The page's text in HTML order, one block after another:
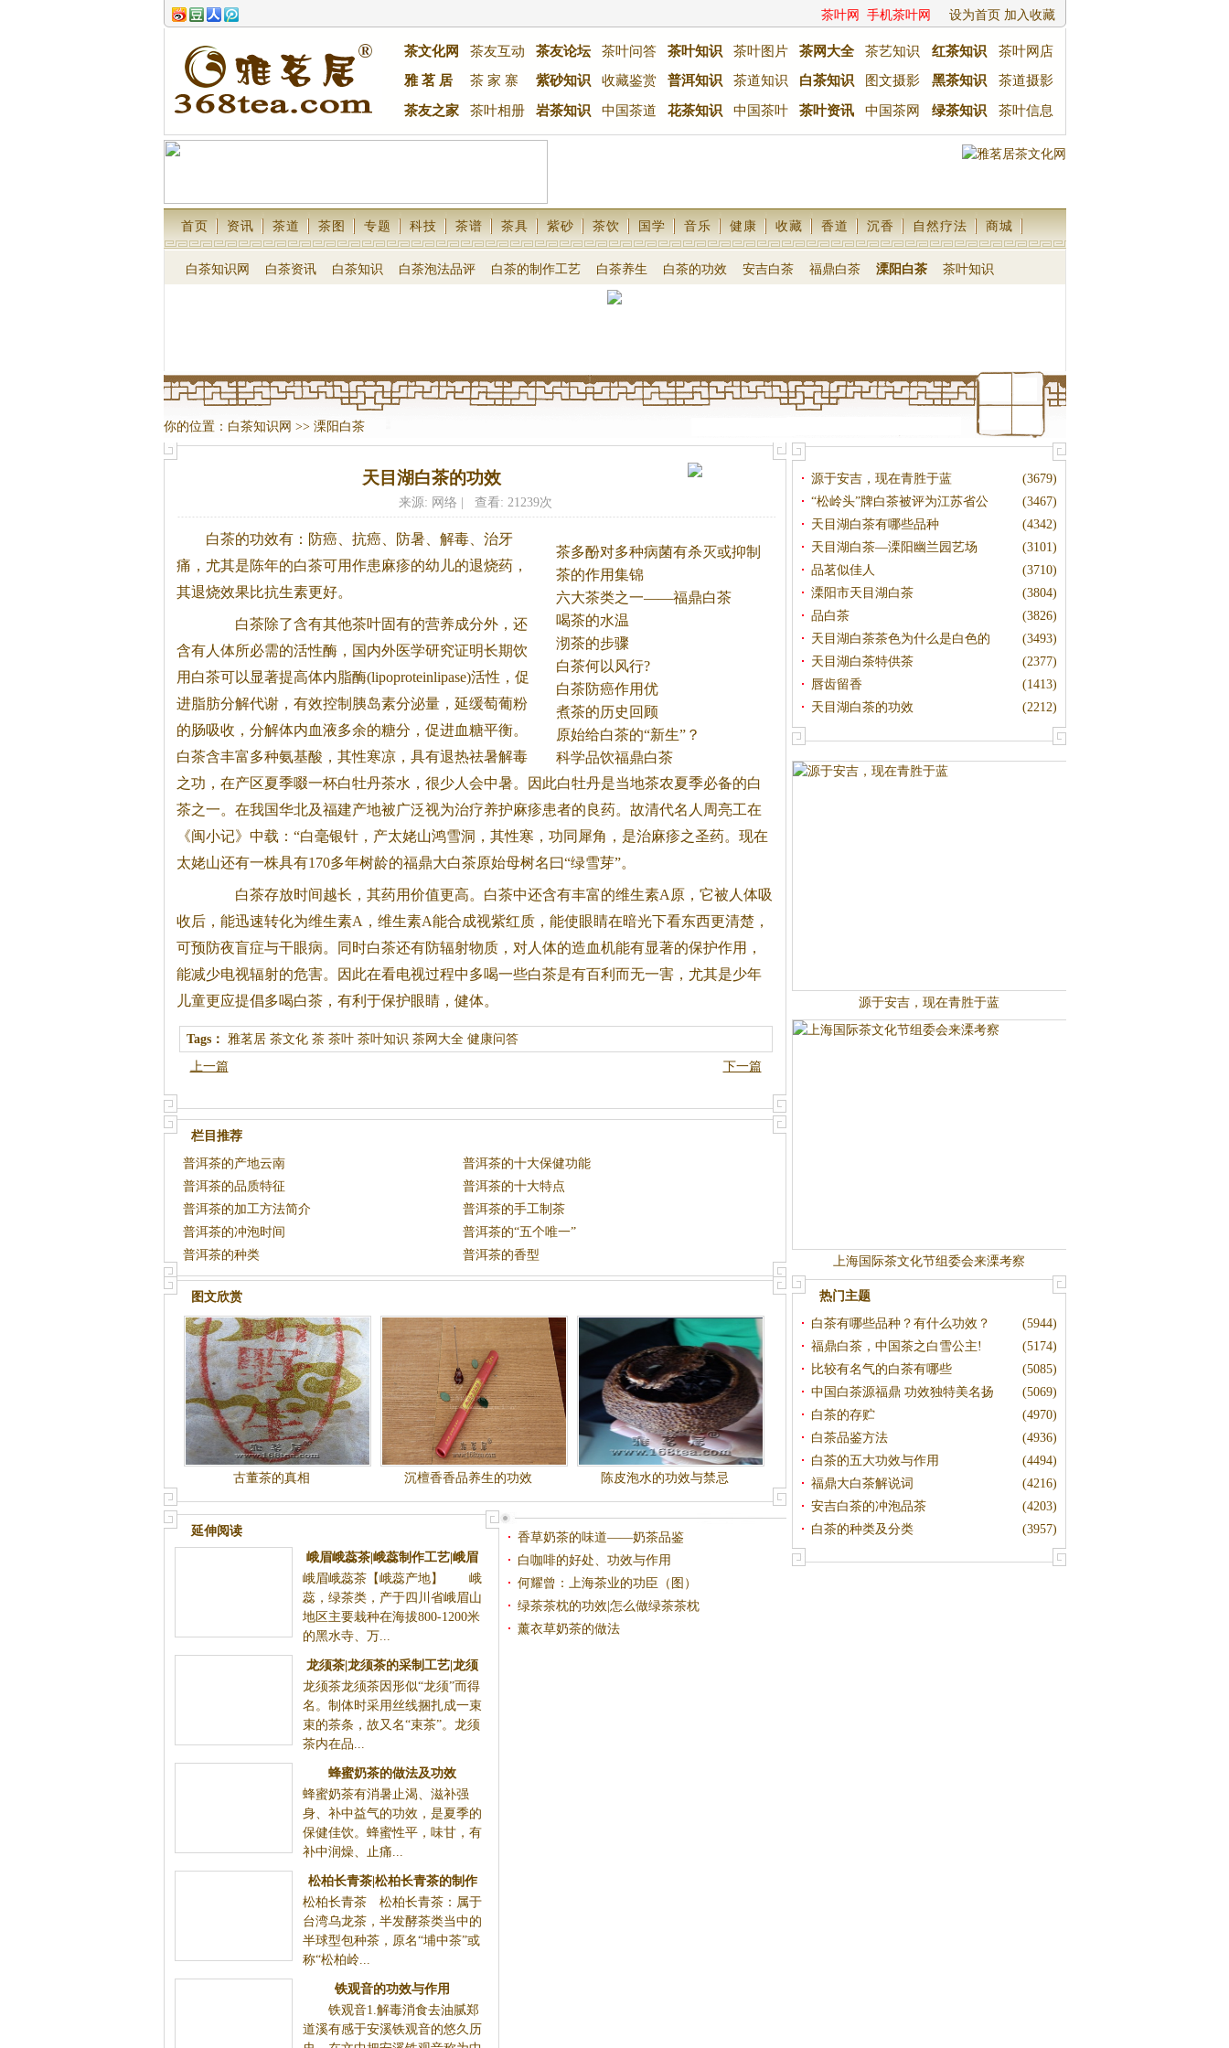
茶叶网 手机茶叶网 设为首页 加入收藏
茶文化网 茶友互动 茶友论坛 茶叶问答 茶叶知识 茶叶图片 茶网大全 茶艺知识 红茶知识
茶叶网店
雅 茗 居
茶 家 寨 紫砂知识 收藏鉴赏 普洱知识 茶道知识 白茶知识 图文摄影 黑茶知识 茶道摄影
茶友之家 茶叶相册 岩茶知识 中国茶道 花茶知识 中国茶叶 茶叶资讯 中国茶网 绿茶知识 茶叶信息
首页 资讯 茶道 茶图 专题 科技 茶谱 茶具 紫砂 茶饮 国学 音乐 健康 收藏 香道 沉香 自然疗法 商城
白茶知识网 白茶资讯 白茶知识 白茶泡法品评 白茶的制作工艺 白茶养生 白茶的功效 安吉白茶 福鼎白茶 溧阳白茶 茶叶知识
你的位置： 白茶知识网 >> 溧阳白茶
天目湖白茶的功效
来源: 网络 | 查看: 21239次
茶多酚对多种病菌有杀灭或抑制
的
茶的作用集锦
六大茶类之一——福鼎白茶
喝茶的水温
沏茶的步骤
白茶何以风行?
白茶防癌作用优
煮茶的历史回顾
原始给白茶的“新生”？
科学品饮福鼎白茶
白茶的功效有：防癌、抗癌、防暑、解毒、治牙
痛，尤其是陈年的白茶可用作患麻疹的幼儿的退烧药，
其退烧效果比抗生素更好。
白茶除了含有其他茶叶固有的营养成分外，还
含有人体所必需的活性酶，国内外医学研究证明长期饮
用白茶可以显著提高体内脂酶(lipoproteinlipase)活性，促
进脂肪分解代谢，有效控制胰岛素分泌量，延缓萄葡粉
的肠吸收，分解体内血液多余的糖分，促进血糖平衡。
白茶含丰富多种氨基酸，其性寒凉，具有退热祛暑解毒
之功，在产区夏季啜一杯白牡丹茶水，很少人会中暑。因此白牡丹是当地茶农夏季必备的白
茶之一。在我国华北及福建产地被广泛视为治疗养护麻疹患者的良药。故清代名人周亮工在
《闽小记》中载：“白毫银针，产太姥山鸿雪洞，其性寒，功同犀角，是治麻疹之圣药。现在
太姥山还有一株具有170多年树龄的福鼎大白茶原始母树名曰“绿雪芽”。
白茶存放时间越长，其药用价值更高。 白茶中还含有丰富的维生素A原，它被人体吸
收后，能迅速转化为维生素A，维生素A能合成视紫红质，能使眼睛在暗光下看东西更清楚，
可预防夜盲症与干眼病。同时白茶还有防辐射物质，对人体的造血机能有显著的保护作用，
能减少电视辐射的危害。因此在看电视过程中多喝一些白茶是有百利而无一害，尤其是少年
儿童更应提倡多喝白茶，有利于保护眼睛，健体。
Tags： 雅茗居 茶文化 茶 茶叶 茶叶知识 茶网大全 健康问答
上一篇
下一篇
栏目推荐
普洱茶的产地云南
普洱茶的十大保健功能
普洱茶的品质特征
普洱茶的十大特点
普洱茶的加工方法简介
普洱茶的手工制茶
普洱茶的冲泡时间
普洱茶的“五个唯一”
普洱茶的种类
普洱茶的香型
图文欣赏
古董茶的真相 沉檀香香品养生的功效 陈皮泡水的功效与禁忌
延伸阅读
峨眉峨蕊茶|峨蕊制作工艺|峨眉
峨蕊茶的炒制工艺
峨眉峨蕊茶【峨蕊产地】 峨蕊，绿茶类，产于四川
省峨眉山地区主要栽种在海拔800-1200米的黑水寺、
万...
龙须茶|龙须茶的采制工艺|龙须
茶的炒制技术
龙须茶龙须茶因形似“龙须”而得
名。制体时采用丝线捆扎成一束
束的茶条，故又名“束茶”。龙须
茶内在品...
蜂蜜奶茶的做法及功效
蜂蜜奶茶有消暑止渴、滋补强身、补中益气的功效，是
夏季的保健佳饮。蜂蜜性平，味甘，有补中润燥、止
松柏长青茶|松柏长青茶的制作
松柏长青茶 松柏长青茶：属于台湾乌龙茶，半发酵茶
类当中的半球型包种茶，原名“埔中茶”或称“松柏岭...
铁观音1.解毒消食去油腻郑道溪有感于安溪铁观音
的悠久历史，在文中把安溪铁观音称为中国茶家庭的&
香草奶茶的味道——奶茶品鉴
白咖啡的好处、功效与作用
何耀曾：上海茶业的功臣（图）
绿茶茶枕的功效|怎么做绿茶茶枕
薰衣草奶茶的做法
(3679)
源于安吉，现在青胜于蓝
(3467)
“松岭头”牌白茶被评为江苏省公
(4342)
天目湖白茶有哪些品种
(3101)
天目湖白茶—溧阳幽兰园艺场
(3710)
品茗似佳人
(3804)
溧阳市天目湖白茶
(3826)
品白茶
(3493)
天目湖白茶茶色为什么是白色的
(2377)
天目湖白茶特供茶
(1413)
唇齿留香
(2212)
天目湖白茶的功效
源于安吉，现在青胜于蓝
上海国际茶文化节组委会来溧考察
热门主题
(5944)
白茶有哪些品种？有什么功效？
(5174)
福鼎白茶，中国茶之白雪公主!
(5085)
比较有名气的白茶有哪些
(5069)
中国白茶源福鼎 功效独特美名扬
(4970)
白茶的存贮
(4936)
白茶品鉴方法
(4494)
白茶的五大功效与作用
(4216)
福鼎大白茶解说词
(4203)
安吉白茶的冲泡品茶
(3957)
白茶的种类及分类